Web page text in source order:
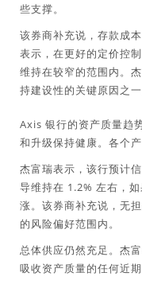
些支撑。
该券商补充说，存款成
表示，在更好的定价控
维持在较窄的范围内。
持建设性的关键原因之一
Axis 银行的资产质量趋
和升级保持健康。各个
杰富瑞表示，该行预计
导维持在 1.2% 左右，
涨。该券商补充说，无
的风险偏好范围内。
总体供应仍然充足。杰
吸收资产质量的任何近